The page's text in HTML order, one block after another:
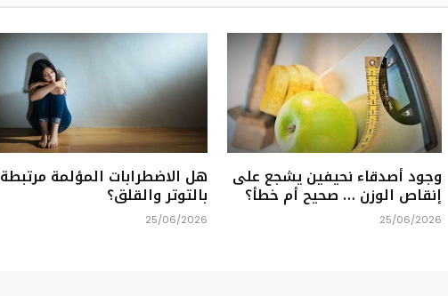
وجود أصدقاء نحيفين يشجع على
إنقاص الوزن … صحيح أم خطأ؟
25/06/2026
هل الاضطرابات المؤلمة مرتبطة
بالتوتر والقلق؟
25/06/2026